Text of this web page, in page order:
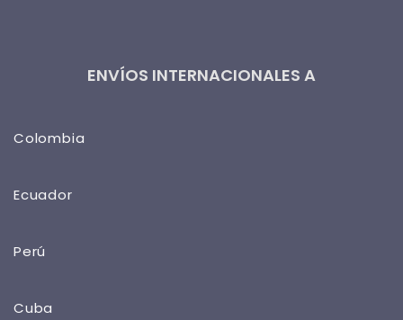
ENVÍOS INTERNACIONALES A
Colombia
Ecuador
Perú
Cuba